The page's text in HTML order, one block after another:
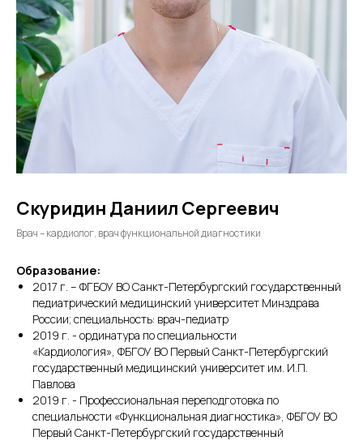
Скуридин Даниил Сергеевич
Врач – кардиолог, врач функциональной диагностики
Образование:
2017 г. – ФГБОУ ВО Санкт-Петербургский государственный
педиатрический медицинский университет Минздрава
России; специальность: врач-педиатр
2019 г. - ординатура по специальности
«Кардиология», ФБГОУ ВО Первый Санкт-Петербургский
государственный медицинский университет им. И.П.
Павлова
2019 г. - Профессиональная переподготовка по
специальности «Функциональная диагностика», ФБГОУ ВО
Первый Санкт-Петербургский государственный